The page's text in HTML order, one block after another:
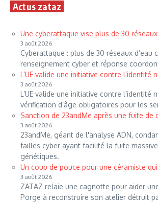
Actus zataz
Une cyberattaque vise plus de 30 réseaux
3 août 2026
Cyberattaque : plus de 30 réseaux d’eau
renseignement cyber et réponse
L’UE valide une initiative contre l’identité
3 août 2026
L’UE valide une initiative contre l’identité
vérification d’âge obligatoires pour les
Sanction de 23andMe après une fuite de
3 août 2026
23andMe, géant de l'analyse ADN,
failles cyber ayant facilité la fuite
génétiques.
Un coup de pouce pour une céramiste
3 août 2026
ZATAZ relaie une cagnotte pour aider
Porge à reconstruire son atelier détruit